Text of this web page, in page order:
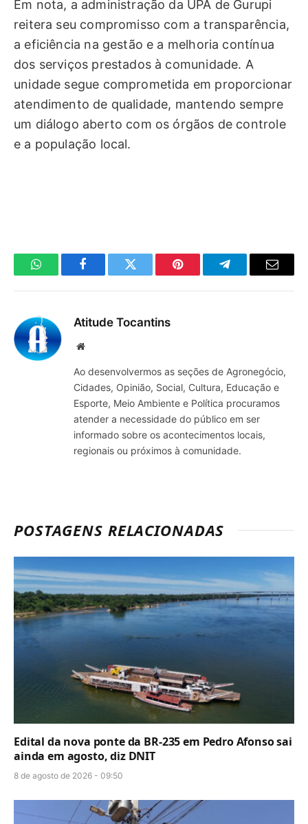
Em nota, a administração da UPA de Gurupi
reitera seu compromisso com a transparência,
a eficiência na gestão e a melhoria contínua
dos serviços prestados à comunidade. A
unidade segue comprometida em proporcionar
atendimento de qualidade, mantendo sempre
um diálogo aberto com os órgãos de controle
e a população local.
WhatsAppFacebookTwitter Pinterest TelegramaE-
Atitude Tocantins
Site
Ao desenvolvermos as seções de Agronegócio,
Cidades, Opinião, Social, Cultura, Educação e
Esporte, Meio Ambiente e Política procuramos
atender a necessidade do público em ser
informado sobre os acontecimentos locais,
regionais ou próximos à comunidade.
POSTAGENS RELACIONADAS
Edital da nova ponte da BR-235 em Pedro Afonso sai
ainda em agosto, diz DNIT
8 de agosto de 2026 - 09:50